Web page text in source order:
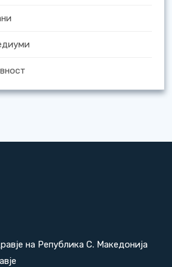
на Република С. Македонија